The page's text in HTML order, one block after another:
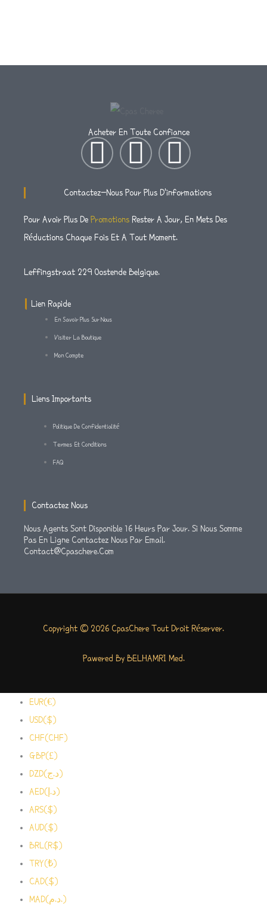
Acheter En Toute Confiance
I
N
S
T
A
R
T
W
I
T
T
F
A
C
E
Contactez-Nous Pour Plus D'informations
Pour Avoir Plus De Promotions Rester A Jour, En Mets Des
Réductions Chaque Fois Et A Tout Moment.
Leffingstraat 229 Oostende Belgique.
Lien Rapide
En Savoir Plus Sur Nous
Visiter La Boutique
Mon Compte
Liens Importants
Politique De Confidentialité
Termes Et Conditions
FAQ
Contactez Nous
Nous Agents Sont Disponible 16 Heurs Par Jour. Si Nous Somme
Pas En Ligne Contactez Nous Par Email.
Contact@cpaschere.com
Copyright © 2026 CpasChere Tout Droit Réserver.
Pawered By BELHAMRI Med.
EUR(€)
USD($)
CHF(CHF)
GBP(£)
DZD(د.ج)
AED(د.إ)
ARS($)
AUD($)
BRL(R$)
TRY(₺)
CAD($)
MAD(د.م.)